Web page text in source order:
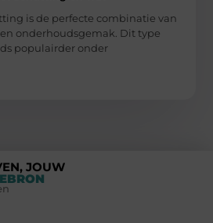
is de perfecte combinatie van
onderhoudsgemak. Dit type
populairder onder
JOUW